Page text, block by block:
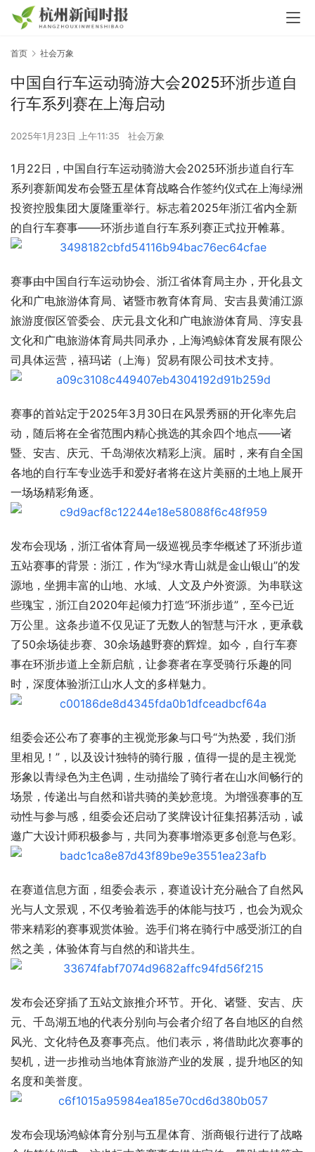
首页 社会万象
中国自行车运动骑游大会2025环浙步道自
行车系列赛在上海启动
2025年1月23日 上午11:35 社会万象
1月22日，中国自行车运动骑游大会2025环浙步道自行车
系列赛新闻发布会暨五星体育战略合作签约仪式在上海绿洲
投资控股集团大厦隆重举行。标志着2025年浙江省内全新
的自行车赛事——环浙步道自行车系列赛正式拉开帷幕。
赛事由中国自行车运动协会、浙江省体育局主办，开化县文
化和广电旅游体育局、诸暨市教育体育局、安吉县黄浦江源
旅游度假区管委会、庆元县文化和广电旅游体育局、淳安县
文化和广电旅游体育局共同承办，上海鸿鲸体育发展有限公
司具体运营，禧玛诺（上海）贸易有限公司技术支持。
赛事的首站定于2025年3月30日在风景秀丽的开化率先启
动，随后将在全省范围内精心挑选的其余四个地点——诸
暨、安吉、庆元、千岛湖依次精彩上演。届时，来有自全国
各地的自行车专业选手和爱好者将在这片美丽的土地上展开
一场场精彩角逐。
发布会现场，浙江省体育局一级巡视员李华概述了环浙步道
五站赛事的背景：浙江，作为“绿水青山就是金山银山”的发
源地，坐拥丰富的山地、水域、人文及户外资源。为串联这
些瑰宝，浙江自2020年起倾力打造“环浙步道”，至今已近
万公里。这条步道不仅见证了无数人的智慧与汗水，更承载
了50余场徒步赛、30余场越野赛的辉煌。如今，自行车赛
事在环浙步道上全新启航，让参赛者在享受骑行乐趣的同
时，深度体验浙江山水人文的多样魅力。
组委会还公布了赛事的主视觉形象与口号“为热爱，我们浙
里相见！”，以及设计独特的骑行服，值得一提的是主视觉
形象以青绿色为主色调，生动描绘了骑行者在山水间畅行的
场景，传递出与自然和谐共骑的美妙意境。为增强赛事的互
动性与参与感，组委会还启动了奖牌设计征集招募活动，诚
邀广大设计师积极参与，共同为赛事增添更多创意与色彩。
在赛道信息方面，组委会表示，赛道设计充分融合了自然风
光与人文景观，不仅考验着选手的体能与技巧，也会为观众
带来精彩的赛事观赏体验。选手们将在骑行中感受浙江的自
然之美，体验体育与自然的和谐共生。
发布会还穿插了五站文旅推介环节。开化、诸暨、安吉、庆
元、千岛湖五地的代表分别向与会者介绍了各自地区的自然
风光、文化特色及赛事亮点。他们表示，将借助此次赛事的
契机，进一步推动当地体育旅游产业的发展，提升地区的知
名度和美誉度。
发布会现场鸿鲸体育分别与五星体育、浙商银行进行了战略